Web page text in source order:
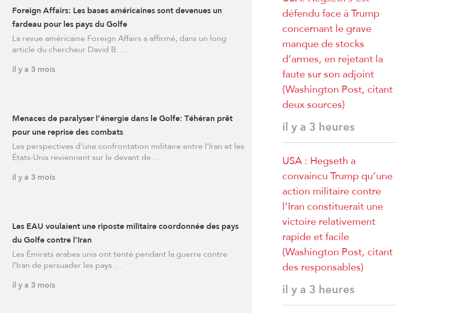
Foreign Affairs: Les bases américaines sont devenues un
fardeau pour les pays du Golfe
La revue américaine Foreign Affairs a affirmé, dans un long
article du chercheur David B. …
il y a 3 mois
Menaces de paralyser l’énergie dans le Golfe: Téhéran prêt
pour une reprise des combats
Les perspectives d’une confrontation militaire entre l’Iran et les
États-Unis reviennent sur le devant de …
il y a 3 mois
Les EAU voulaient une riposte militaire coordonnée des pays
du Golfe contre l’Iran
Les Émirats arabes unis ont tenté pendant la guerre contre
l’Iran de persuader les pays …
il y a 3 mois
défendu face à Trump
concernant le grave
manque de stocks
d’armes, en rejetant la
faute sur son adjoint
(Washington Post, citant
deux sources)
il y a 3 heures
USA : Hegseth a
convaincu Trump qu’une
action militaire contre
l’Iran constituerait une
victoire relativement
rapide et facile
(Washington Post, citant
des responsables)
il y a 3 heures